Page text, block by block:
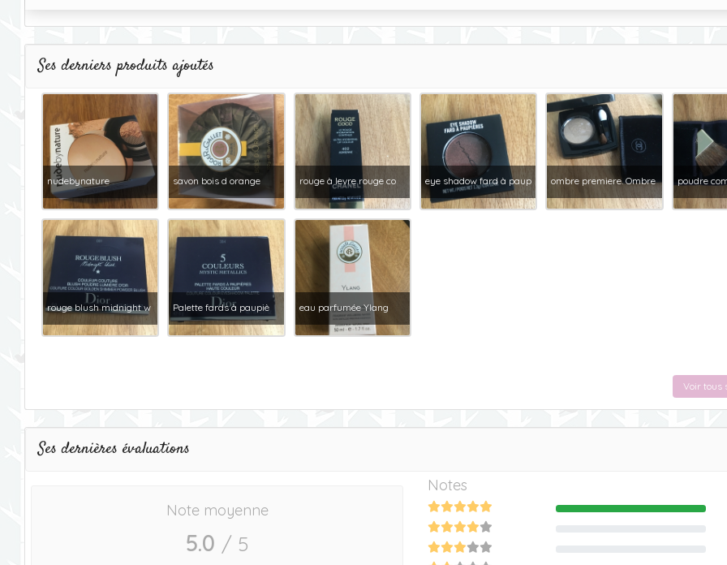
Ses derniers produits ajoutés
nudebynature savon bois d orange rouge à levre rouge co eye shadow fard à paup ombre premiere. Ombre poudre
rouge blush midnight w Palette fards à paupiè eau parfumée Ylang
Voir tous
Ses dernières évaluations
Note moyenne
5.0 / 5
Notes
2